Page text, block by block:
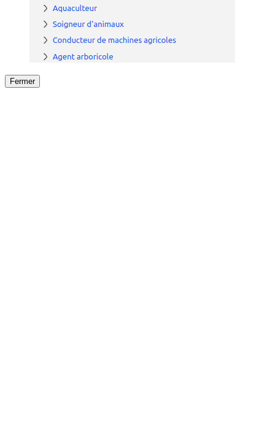
Fermer